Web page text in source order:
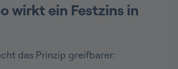
wirkt ein Festzins in
das Prinzip greifbarer: